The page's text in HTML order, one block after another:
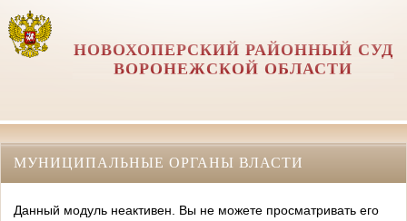
НОВОХОПЕРСКИЙ РАЙОННЫЙ СУД
ВОРОНЕЖСКОЙ ОБЛАСТИ
МУНИЦИПАЛЬНЫЕ ОРГАНЫ ВЛАСТИ
Данный модуль неактивен. Вы не можете просматривать его